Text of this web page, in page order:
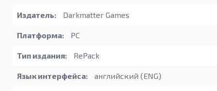
Издатель: Darkmatter Games
Платформа: PC
Тип издания: RePack
Язык интерфейса: английский (ENG)